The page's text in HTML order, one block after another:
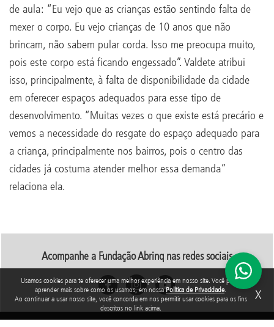
Usamos cookies para te oferecer uma melhor experiência em nosso site. Você pode
aprender mais sobre como os usamos, em nossaPolítica de Privacidade.
Ao continuar a usar nosso site, você concorda em nos permitir usar cookies para os fins
descritos no link acima.
X
de aula: “Eu vejo que as crianças estão sentindo falta de
mexer o corpo. Eu vejo crianças de 10 anos que não
brincam, não sabem pular corda. Isso me preocupa muito,
pois este corpo está ficando engessado”. Valdete atribui
isso, principalmente, à falta de disponibilidade da cidade
em oferecer espaços adequados para esse tipo de
desenvolvimento. “Muitas vezes o que existe está precário e
vemos a necessidade do resgate do espaço adequado para
a criança, principalmente nos bairros, pois o centro das
cidades já costuma atender melhor essa demanda”
relaciona ela.
Acompanhe a Fundação Abrinq nas redes sociais